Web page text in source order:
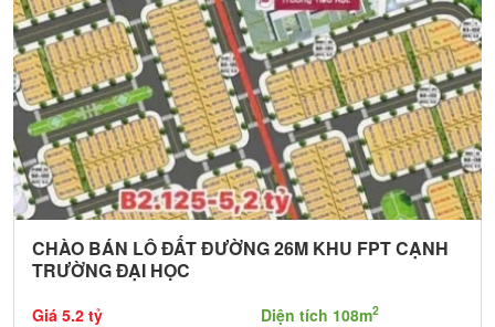
CHÀO BÁN LÔ ĐẤT ĐƯỜNG 26M KHU FPT CẠNH
TRƯỜNG ĐẠI HỌC
Giá 5.2 tỷ Diện tích 108m2